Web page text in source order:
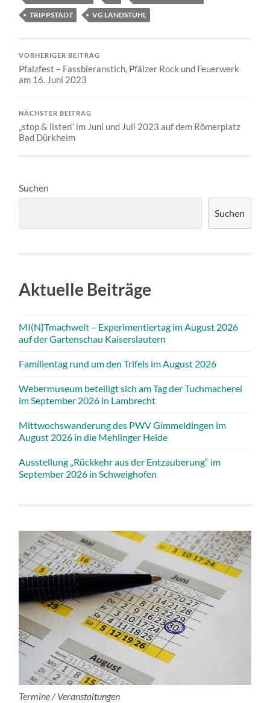
TRIPPSTADT
VG LANDSTUHL
VORHERIGER BEITRAG
Pfalzfest – Fassbieranstich, Pfälzer Rock und Feuerwerk
am 16. Juni 2023
NÄCHSTER BEITRAG
„stop & listen“ im Juni und Juli 2023 auf dem Römerplatz
Bad Dürkheim
Suchen
Suchen
Aktuelle Beiträge
MI(N)Tmachwelt – Experimentiertag im August 2026
auf der Gartenschau Kaiserslautern
Familientag rund um den Trifels im August 2026
Webermuseum beteiligt sich am Tag der Tuchmacherei
im September 2026 in Lambrecht
Mittwochswanderung des PWV Gimmeldingen im
August 2026 in die Mehlinger Heide
Ausstellung „Rückkehr aus der Entzauberung“ im
September 2026 in Schweighofen
Termine / Veranstaltungen